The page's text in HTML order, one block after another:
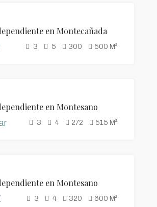
en Montecañada
3 5 300 500 M²
en Montesano
3 4 272 515 M²
en Montesano
3 4 320 600 M²